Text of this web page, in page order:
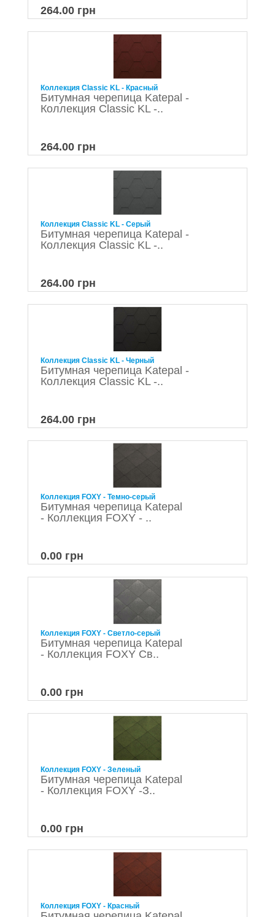
264.00 грн
Коллекция Classic KL - Красный
Битумная черепица Katepal -
Коллекция Classic KL -..
264.00 грн
Коллекция Classic KL - Серый
Битумная черепица Katepal -
Коллекция Classic KL -..
264.00 грн
Коллекция Classic KL - Черный
Битумная черепица Katepal -
Коллекция Classic KL -..
264.00 грн
Коллекция FOXY - Темно-серый
Битумная черепица Katepal
- Коллекция FOXY - ..
0.00 грн
Коллекция FOXY - Светло-серый
Битумная черепица Katepal
- Коллекция FOXY Св..
0.00 грн
Коллекция FOXY - Зеленый
Битумная черепица Katepal
- Коллекция FOXY -З..
0.00 грн
Коллекция FOXY - Красный